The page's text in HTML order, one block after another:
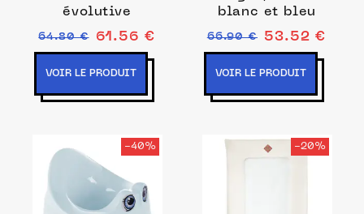
évolutive
64.80 € 61.56 €
VOIR LE PRODUIT
blanc et bleu
66.90 € 53.52 €
VOIR LE PRODUIT
-40% -20%